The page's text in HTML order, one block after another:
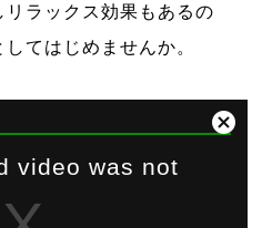
ラックス効果もあるの
てはじめませんか。
video was not
Close